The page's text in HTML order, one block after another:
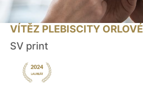
VÍTĚZ PLEBISCITY ORLOVÉ
SV print